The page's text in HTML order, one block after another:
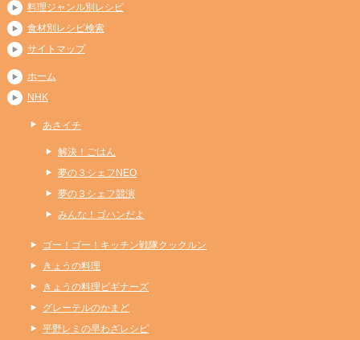
料理ジャンル別レシピ
食材別レシピ検索
サイトマップ
ホーム
NHK
あさイチ
解決！ごはん
夢の３シェフNEO
夢の３シェフ競演
みんな！ゴハンだよ
ゴー！ゴー！キッチン戦隊クックルン
きょうの料理
きょうの料理ビギナーズ
グレーテルのかまど
平野レミの早わざレシピ